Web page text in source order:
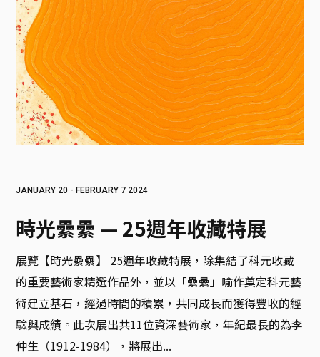
JANUARY 20 - FEBRUARY 7 2024
時光纍纍 — 25週年收藏特展
展覽【時光纍纍】 25週年收藏特展，除集結了科元收藏
的重要藝術家精選作品外，並以「纍纍」喻作奠定科元藝
術建立基石，經過時間的積累，共同成長而獲得豐收的經
驗與成績。此次展出共11位資深藝術家，年紀最長的為李
仲生（1912-1984），將展出...